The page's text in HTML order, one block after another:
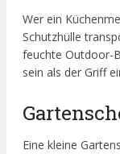
Wer ein
Schutzhülle
feuchte Outdoor-
sein als der Griff
Eine kleine